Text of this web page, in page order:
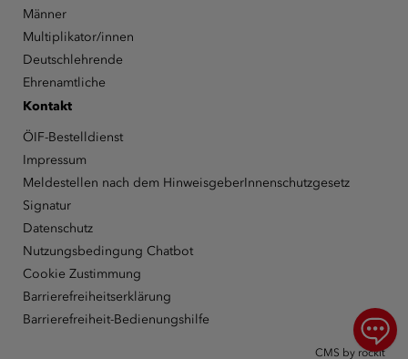
Männer
Multiplikator/innen
Deutschlehrende
Ehrenamtliche
Kontakt
ÖIF-Bestelldienst
Impressum
Meldestellen nach dem HinweisgeberInnenschutzgesetz
Signatur
Datenschutz
Nutzungsbedingung Chatbot
Cookie Zustimmung
Barrierefreiheitserklärung
Barrierefreiheit-Bedienungshilfe
CMS by rockit